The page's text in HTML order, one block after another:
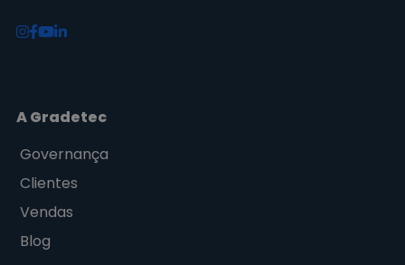
A Gradetec
Governança
Clientes
Vendas
Blog